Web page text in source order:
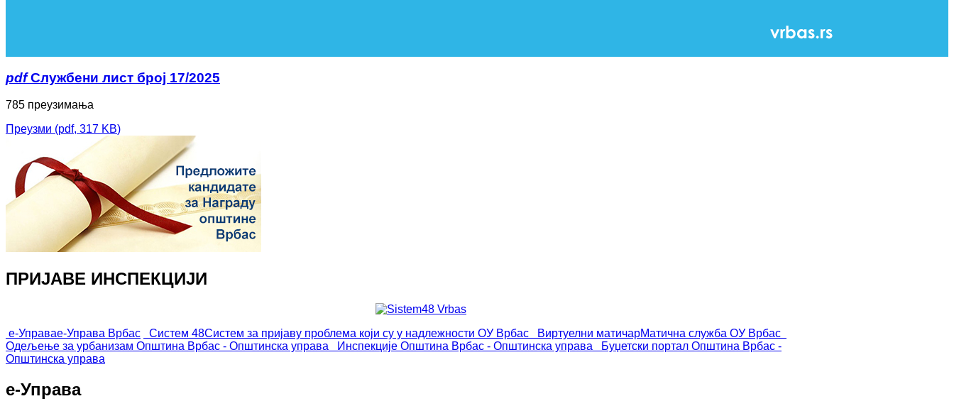
pdf Службени лист број 17/2025
785 преузимања
Преузми (pdf, 317 KB)
ПРИЈАВЕ ИНСПЕКЦИЈИ
е-Управае-Управа Врбас Систем 48Систем за пријаву проблема који су у надлежности ОУ Врбас Виртуелни матичарМатична служба ОУ Врбас
Одељење за урбанизам Општина Врбас - Општинска управа Инспекције Општина Врбас - Општинска управа Буџетски портал Општина Врбас -
Општинска управа
е-Управа